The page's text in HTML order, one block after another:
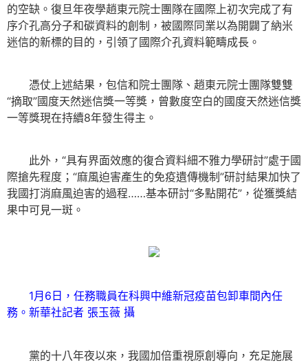
的空缺。復旦年夜學趙東元院士團隊在國際上初次完成了有
序介孔高分子和碳資料的創制，被國際同業以為開闢了納米
迷信的新標的目的，引領了國際介孔資料範疇成長。
憑仗上述結果，包信和院士團隊、趙東元院士團隊雙雙
“摘取”國度天然迷信獎一等獎，曾數度空白的國度天然迷信獎
一等獎現在持續8年發生得主。
此外，“具有界面效應的復合資料細不雅力學研討”處于國
際搶先程度；“麻風迫害產生的免疫遺傳機制”研討結果加快了
我國打消麻風迫害的過程……基本研討“多點開花”，從獲獎結
果中可見一斑。
1月6日，任務職員在科興中維新冠疫苗包卸車間內任
務。新華社記者 張玉薇 攝
黨的十八年夜以來，我國加倍重視原創導向，充足施展